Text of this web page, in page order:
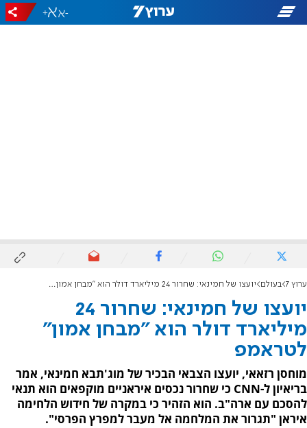
-
+
ערוץ 7 בעולם יועצו של חמינאי: שחרור 24 מיליארד דולר הוא "מבחן אמון" לטראמפ
יועצו של חמינאי: שחרור 24
מיליארד דולר הוא "מבחן אמון"
לטראמפ
מוחסן רזאאי, יועצו הצבאי הבכיר של מוג'תבא חמינאי, אמר
בריאיון ל-CNN כי שחרור נכסים איראניים מוקפאים הוא תנאי
להסכם עם ארה"ב. הוא הזהיר כי במקרה של חידוש הלחימה
איראן "תגרור את המלחמה אל מעבר למפרץ הפרסי".